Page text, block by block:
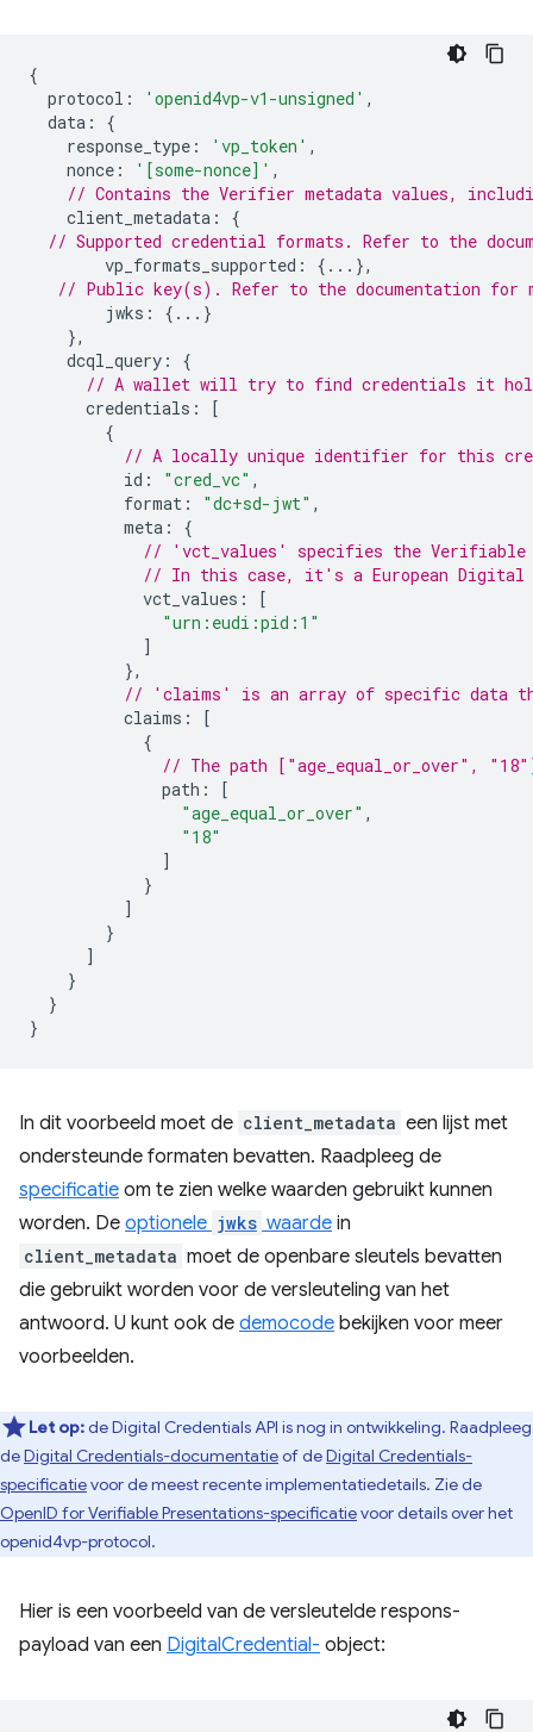
{
protocol : 'openid4vp-v1-unsigned' ,
data :
{
response_type : 'vp_token' ,
nonce : '[some-nonce]' ,
// Contains the Verifier metadata values,
client_metadata :
{
// Supported credential formats. Refer to the
vp_formats_supported :
{...},
// Public key(s). Refer to the documentation for
jwks :
{...}
},
dcql_query :
{
// A wallet will try to find credentials it
credentials :
[
{
// A locally unique identifier for this
id : "cred_vc" ,
format : "dc+sd-jwt" ,
meta :
{
// 'vct_values' specifies the Verifiable
// In this case, it's a European Digital
vct_values :
[
"urn:eudi:pid:1"
]
},
// 'claims' is an array of specific data
claims :
[
{
// The path ["age_equal_or_over",
path :
[
"age_equal_or_over" ,
"18"
]
}
]
}
]
}
}
}
In dit voorbeeld moet de client_metadata een lijst met
ondersteunde formaten bevatten. Raadpleeg de
specificatie om te zien welke waarden gebruikt kunnen
worden. De optionele jwks waarde in
client_metadata moet de openbare sleutels bevatten
die gebruikt worden voor de versleuteling van het
antwoord. U kunt ook de democode bekijken voor meer
voorbeelden.
Let op:de Digital Credentials API is nog in ontwikkeling. Raadpleeg
deDigital Credentials-documentatieof deDigital Credentials-
specificatievoor de meest recente implementatiedetails. Zie de
OpenID for Verifiable Presentations-specificatievoor details over het
openid4vp-protocol.
Hier is een voorbeeld van de versleutelde respons-
payload van een DigitalCredential- object: